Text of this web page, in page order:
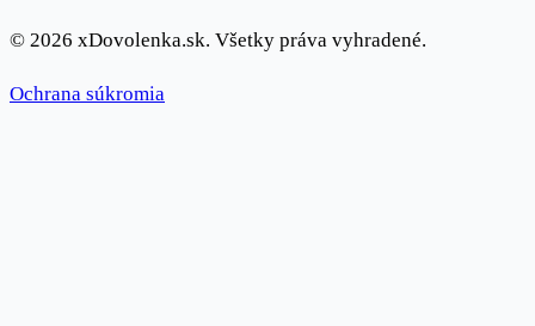
© 2026 xDovolenka.sk. Všetky práva vyhradené.
Ochrana súkromia